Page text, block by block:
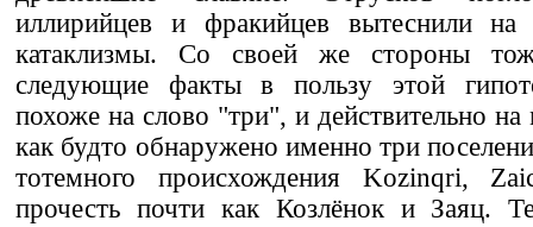
иллирийцев и фракийцев вытеснили на
катаклизмы. Со своей же стороны
следующие факты в пользу этой
похоже на слово "три", и действительно
как будто обнаружено именно три
тотемного происхождения Kozinqri,
прочесть почти как Козлёнок и Заяц.